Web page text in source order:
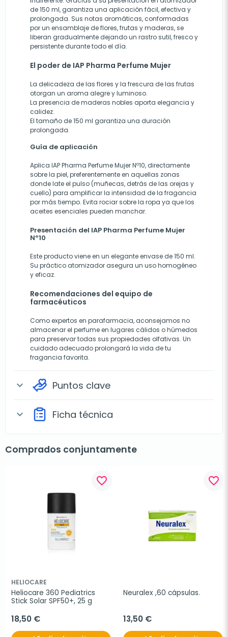
de 150 ml, garantiza una aplicación fácil, efectiva y
prolongada. Sus notas aromáticas, conformadas
por un ensamblaje de flores, frutas y maderas, se
liberan gradualmente dejando un rastro sutil, fresco y
persistente durante todo el día.
El poder de IAP Pharma Perfume Mujer
La delicadeza de las flores y la frescura de las frutas
otorgan un aroma alegre y luminoso.
La presencia de maderas nobles aporta elegancia y
calidez.
El tamaño de 150 ml garantiza una duración
prolongada.
Guía de aplicación
Aplica IAP Pharma Perfume Mujer Nº10, directamente
sobre la piel, preferentemente en aquellas zonas
donde late el pulso (muñecas, detrás de las orejas y
cuello) para amplificar la intensidad de la fragancia
por más tiempo. Evita rociar sobre la ropa ya que los
aceites esenciales pueden manchar.
Presentación del IAP Pharma Perfume Mujer
Nº10
Este producto viene en un elegante envase de 150 ml.
Su práctico atomizador asegura un uso homogéneo
y eficaz.
Recomendaciones del equipo de
farmacéuticos
Como expertos en parafarmacia, aconsejamos no
almacenar el perfume en lugares cálidos o húmedos
para preservar todas sus propiedades olfativas. Un
cuidado adecuado prolongará la vida de tu
fragancia favorita.
expand_more Puntos clave
expand_more Ficha técnica
Comprados conjuntamente
favorite_border
HELIOCARE
Heliocare 360 Pediatrics
Stick Solar SPF50+, 25 g
18,50 €
favorite_border
Neuralex ,60 cápsulas.
13,50 €